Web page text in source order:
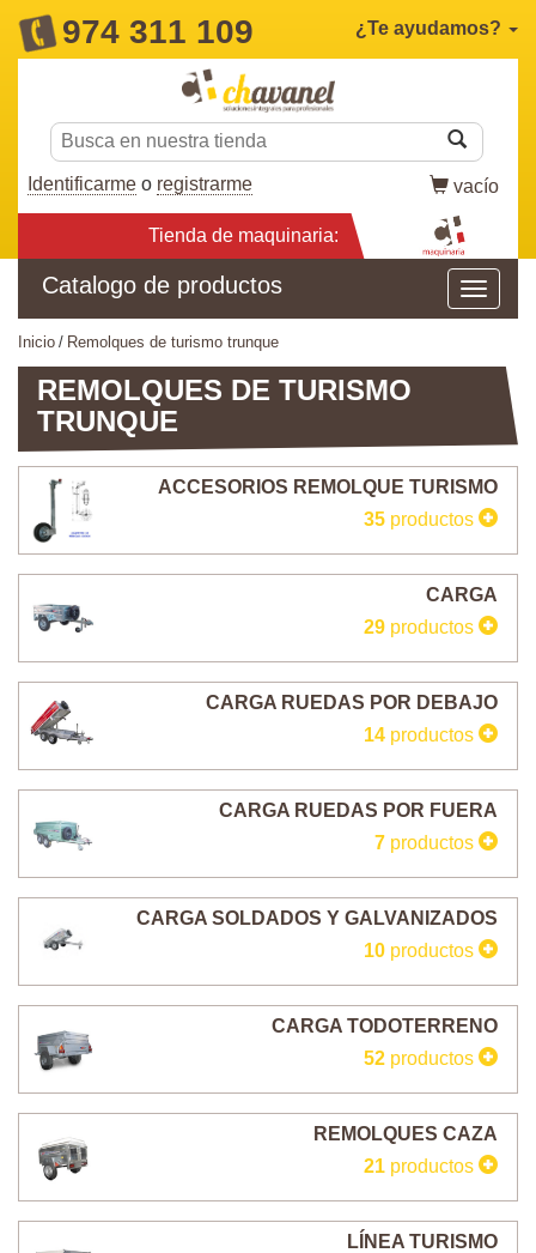
974 311 109 ¿Te ayudamos?
Identificarme o registrarme vacío
Tienda de maquinaria:
Catalogo de productos
inicio remolques de turismo trunque
REMOLQUES DE TURISMO
TRUNQUE
ACCESORIOS REMOLQUE TURISMO
35 productos
CARGA
29 productos
CARGA RUEDAS POR DEBAJO
14 productos
CARGA RUEDAS POR FUERA
7 productos
CARGA SOLDADOS Y GALVANIZADOS
10 productos
CARGA TODOTERRENO
52 productos
REMOLQUES CAZA
21 productos
LÍNEA TURISMO